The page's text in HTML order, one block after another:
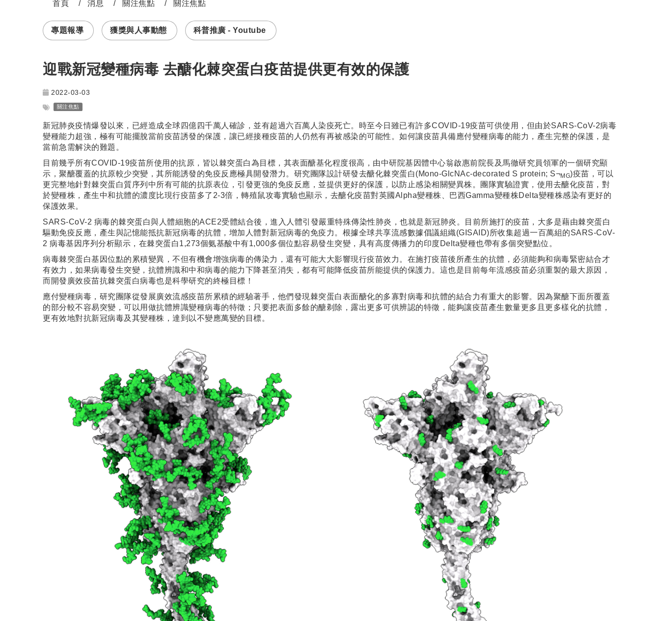
首頁 消息 關注焦點
關注焦點
專題報導
獲獎與人事動態 科普推廣 - Youtube
迎戰新冠變種病毒 去醣化棘突蛋白疫苗提供更有效的保護
2022-03-03
關注焦點
新冠肺炎疫情爆發以來，已經造成全球四億四千萬人確診，並有超過六百萬人染疫死亡。時至今日雖已有許多COVID-19疫苗可供使用，但由於SARS-CoV-2病毒
變種能力超強，極有可能擺脫當前疫苗誘發的保護，讓已經接種疫苗的人仍然有再被感染的可能性。如何讓疫苗具備應付變種病毒的能力，產生完整的保護，是
當前急需解決的難題。
目前幾乎所有COVID-19疫苗所使用的抗原，皆以棘突蛋白為目標，其表面醣基化程度很高，由中研院基因體中心翁啟惠前院長及馬徹研究員領軍的一個研究顯
示，聚醣覆蓋的抗原較少突變，其所能誘發的免疫反應極具開發潛力。研究團隊設計研發去醣化棘突蛋白(Mono-GlcNAc-decorated S protein; S¬MG)疫苗，可以
更完整地針對棘突蛋白質序列中所有可能的抗原表位，引發更強的免疫反應，並提供更好的保護，以防止感染相關變異株。團隊實驗證實，使用去醣化疫苗，對
於變種株，產生中和抗體的濃度比現行疫苗多了2-3倍，轉殖鼠攻毒實驗也顯示，去醣化疫苗對英國Alpha變種株、巴西Gamma變種株Delta變種株感染有更好的
保護效果。
SARS-CoV-2 病毒的棘突蛋白與人體細胞的ACE2受體結合後，進入人體引發嚴重特殊傳染性肺炎，也就是新冠肺炎。目前所施打的疫苗，大多是藉由棘突蛋白
驅動免疫反應，產生與記憶能抵抗新冠病毒的抗體，增加人體對新冠病毒的免疫力。根據全球共享流感數據倡議組織(GISAID)所收集超過一百萬組的SARS-CoV-
2 病毒基因序列分析顯示，在棘突蛋白1,273個氨基酸中有1,000多個位點容易發生突變，具有高度傳播力的印度Delta變種也帶有多個突變點位。
病毒棘突蛋白基因位點的累積變異，不但有機會增強病毒的傳染力，還有可能大大影響現行疫苗效力。在施打疫苗後所產生的抗體，必須能夠和病毒緊密結合才
有效力，如果病毒發生突變，抗體辨識和中和病毒的能力下降甚至消失，都有可能降低疫苗所能提供的保護力。這也是目前每年流感疫苗必須重製的最大原因，
而開發廣效疫苗抗棘突蛋白病毒也是科學研究的終極目標！
應付變種病毒，研究團隊從發展廣效流感疫苗所累積的經驗著手，他們發現棘突蛋白表面醣化的多寡對病毒和抗體的結合力有重大的影響。因為聚醣下面所覆蓋
的部分較不容易突變，可以用做抗體辨識變種病毒的特徵；只要把表面多餘的醣剃除，露出更多可供辨認的特徵，能夠讓疫苗產生數量更多且更多樣化的抗體，
更有效地對抗新冠病毒及其變種株，達到以不變應萬變的目標。